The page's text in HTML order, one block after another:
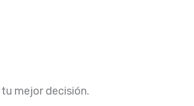
tu mejor decisión.